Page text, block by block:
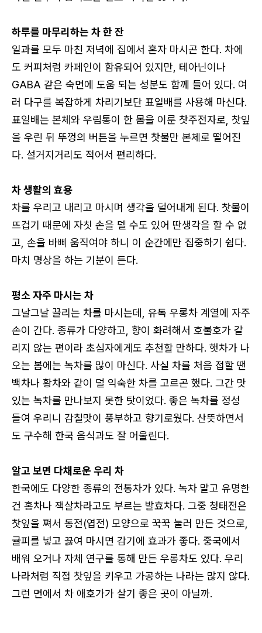
하루를 마무리하는 차 한 잔
일과를 모두 마친 저녁에 집에서 혼자 마시곤 한다. 차에
도 커피처럼 카페인이 함유되어 있지만, 테아닌이나
GABA 같은 숙면에 도움 되는 성분도 함께 들어 있다. 여
러 다구를 복잡하게 차리기보단 표일배를 사용해 마신다.
표일배는 본체와 우림통이 한 몸을 이룬 찻주전자로, 찻잎
을 우린 뒤 뚜껑의 버튼을 누르면 찻물만 본체로 떨어진
다. 설거지거리도 적어서 편리하다.
차 생활의 효용
차를 우리고 내리고 마시며 생각을 덜어내게 된다. 찻물이
뜨겁기 때문에 자칫 손을 델 수도 있어 딴생각을 할 수 없
고, 손을 바삐 움직여야 하니 이 순간에만 집중하기 쉽다.
마치 명상을 하는 기분이 든다.
평소 자주 마시는 차
그날그날 끌리는 차를 마시는데, 유독 우롱차 계열에 자주
손이 간다. 종류가 다양하고, 향이 화려해서 호불호가 갈
리지 않는 편이라 초심자에게도 추천할 만하다. 햇차가 나
오는 봄에는 녹차를 많이 마신다. 사실 차를 처음 접할 땐
백차나 황차와 같이 덜 익숙한 차를 고르곤 했다. 그간 맛
있는 녹차를 만나보지 못한 탓이었다. 좋은 녹차를 정성
들여 우리니 감칠맛이 풍부하고 향기로웠다. 산뜻하면서
도 구수해 한국 음식과도 잘 어울린다.
알고 보면 다채로운 우리 차
한국에도 다양한 종류의 전통차가 있다. 녹차 말고 유명한
건 홍차나 잭살차라고도 부르는 발효차다. 그중 청태전은
찻잎을 쪄서 동전(엽전) 모양으로 꾹꾹 눌러 만든 것으로,
귤피를 넣고 끓여 마시면 감기에 효과가 좋다. 중국에서
배워 오거나 자체 연구를 통해 만든 우롱차도 있다. 우리
나라처럼 직접 찻잎을 키우고 가공하는 나라는 많지 않다.
그런 면에서 차 애호가가 살기 좋은 곳이 아닐까.
로그인
카카오로 시작하기